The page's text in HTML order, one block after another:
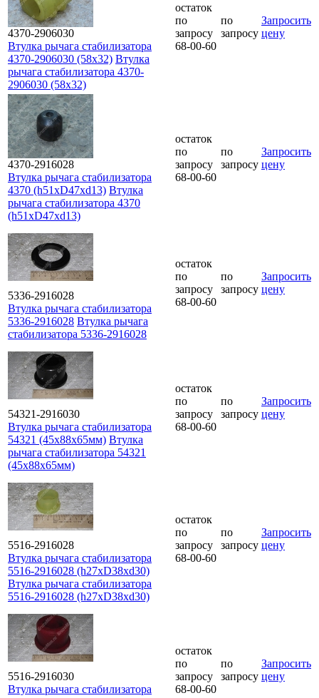
4370-2906030
Втулка рычага стабилизатора
4370-2906030 (58х32) Втулка
рычага стабилизатора 4370-
2906030 (58х32)
остаток
по
запросу
68-00-60
по
запросу
Запросить
цену
4370-2916028
Втулка рычага стабилизатора
4370 (h51xD47xd13) Втулка
рычага стабилизатора 4370
(h51xD47xd13)
остаток
по
запросу
68-00-60
по
запросу
Запросить
цену
5336-2916028
Втулка рычага стабилизатора
5336-2916028 Втулка рычага
стабилизатора 5336-2916028
остаток
по
запросу
68-00-60
по
запросу
Запросить
цену
54321-2916030
Втулка рычага стабилизатора
54321 (45х88х65мм) Втулка
рычага стабилизатора 54321
(45х88х65мм)
остаток
по
запросу
68-00-60
по
запросу
Запросить
цену
5516-2916028
Втулка рычага стабилизатора
5516-2916028 (h27xD38xd30)
Втулка рычага стабилизатора
5516-2916028 (h27xD38xd30)
остаток
по
запросу
68-00-60
по
запросу
Запросить
цену
5516-2916030
Втулка рычага стабилизатора
остаток
по
запросу
68-00-60
по
запросу
Запросить
цену